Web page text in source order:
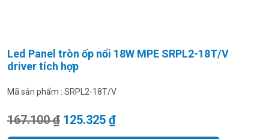
Led Panel tròn ốp nổi 18W MPE SRPL2-18T/V
driver tích hợp
Mã sản phẩm : SRPL2-18T/V
167.100₫ Giá gốc là: 167.100 ₫.
125.325 ₫Giá hiện tại là: 125.325 ₫.